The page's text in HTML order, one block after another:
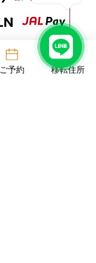
ご予約 移転住所